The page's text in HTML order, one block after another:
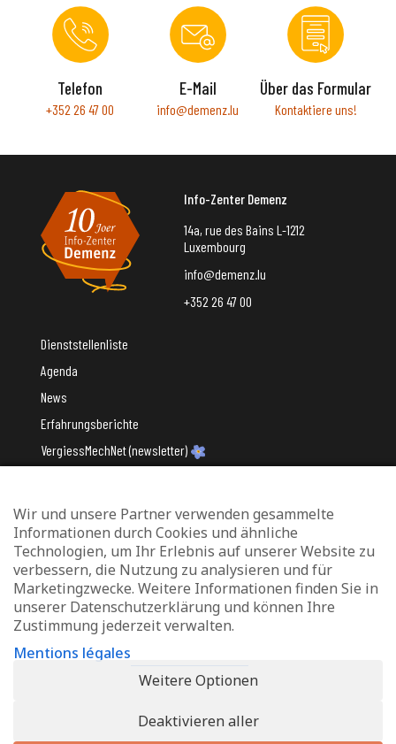
Telefon
+352 26 47 00
E-Mail
info@demenz.lu
Über das Formular
Kontaktiere uns!
Info-Zenter Demenz
14a, rue des Bains L-1212
Luxembourg
info@demenz.lu
+352 26 47 00
Dienststellenliste
Agenda
News
Erfahrungsberichte
VergiessMechNet (newsletter)
Mit Unterstützung des
Datenschutz und Verwaltung von Cookies
Rechtliche Hinweise
Erklärung zur Barrierefreiheit
Wir und unsere Partner verwenden gesammelte
Informationen durch Cookies und ähnliche
Technologien, um Ihr Erlebnis auf unserer Website zu
verbessern, die Nutzung zu analysieren und für
Marketingzwecke. Weitere Informationen finden Sie in
unserer Datenschutzerklärung und können Ihre
Zustimmung jederzeit verwalten.
Mentions légales
Weitere Optionen
Deaktivieren aller